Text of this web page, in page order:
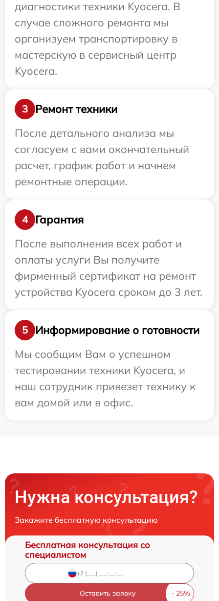
диагностики техники Kyocera. В
случае сложного ремонта мы
организуем транспортировку в
мастерскую в сервисный центр
Kyocera.
3
Ремонт техники
После детального анализа мы
согласуем с вами окончательный
расчет, график работ и начнем
ремонтные операции.
4
Гарантия
После выполнения всех работ и
оплаты услуги Вы получите
фирменный сертификат на ремонт
устройства Kyocera сроком до 3 лет.
5
Информирование о готовности
Мы сообщим Вам о успешном
тестировании техники Kyocera, и
наш сотрудник привезет технику к
вам домой или в офис.
Нужна консультация?
Закажите бесплатную консультацию
Бесплатная консультация со
специалистом
Оставить заявку